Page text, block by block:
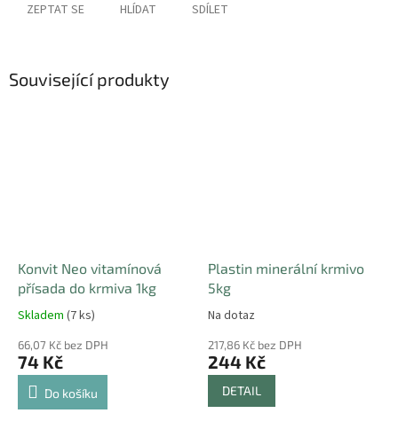
ZEPTAT SE HLÍDAT SDÍLET
Související produkty
Konvit Neo vitamínová
přísada do krmiva 1kg
Skladem (7 ks)
66,07 Kč bez DPH
74 Kč
Do košíku
Plastin minerální krmivo
5kg
Na dotaz
217,86 Kč bez DPH
244 Kč
DETAIL